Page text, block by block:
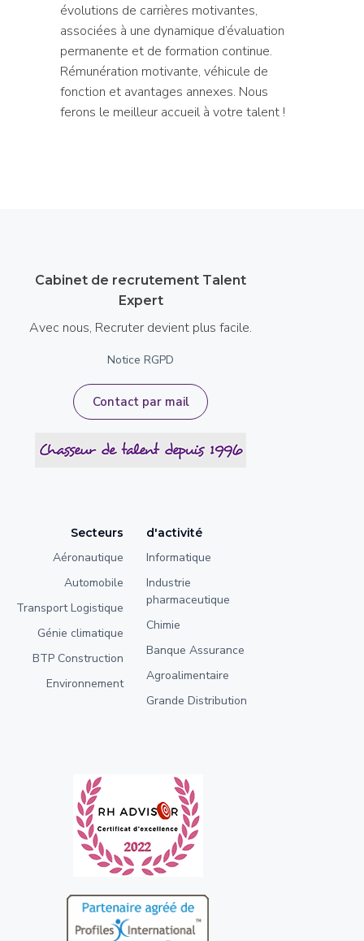
évolutions de carrières motivantes,
associées à une dynamique d’évaluation
permanente et de formation continue.
Rémunération motivante, véhicule de
fonction et avantages annexes. Nous
ferons le meilleur accueil à votre talent !
Cabinet de recrutement Talent
Expert
Avec nous, Recruter devient plus facile.
Notice RGPD
Contact par mail
Secteurs
Aéronautique
Automobile
Transport Logistique
Génie climatique
BTP Construction
Environnement
d'activité
Informatique
Industrie
pharmaceutique
Chimie
Banque Assurance
Agroalimentaire
Grande Distribution